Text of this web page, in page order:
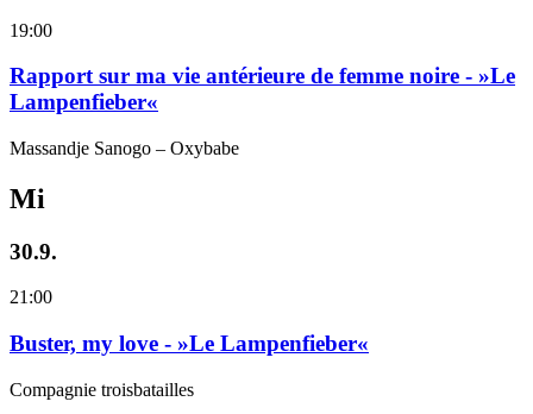
19:00
Rapport sur ma vie antérieure de femme noire - »Le
Lampenfieber«
Massandje Sanogo – Oxybabe
Mi
30.9.
21:00
Buster, my love - »Le Lampenfieber«
Compagnie troisbatailles